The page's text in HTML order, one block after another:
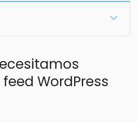
WordPress